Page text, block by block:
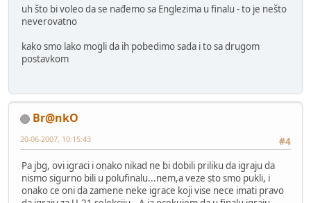
uh što bi voleo da se nađemo sa Englezima u finalu - to je nešto
neverovatno
kako smo lako mogli da ih pobedimo sada i to sa drugom
postavkom
Br@nkO
#4
20-06-2007, 10:15:43
Pa jbg, ovi igraci i onako nikad ne bi dobili priliku da igraju da
nismo sigurno bili u polufinalu...nem,a veze sto smo pukli, i
onako ce oni da zamene neke igrace koji vise nece imati pravo